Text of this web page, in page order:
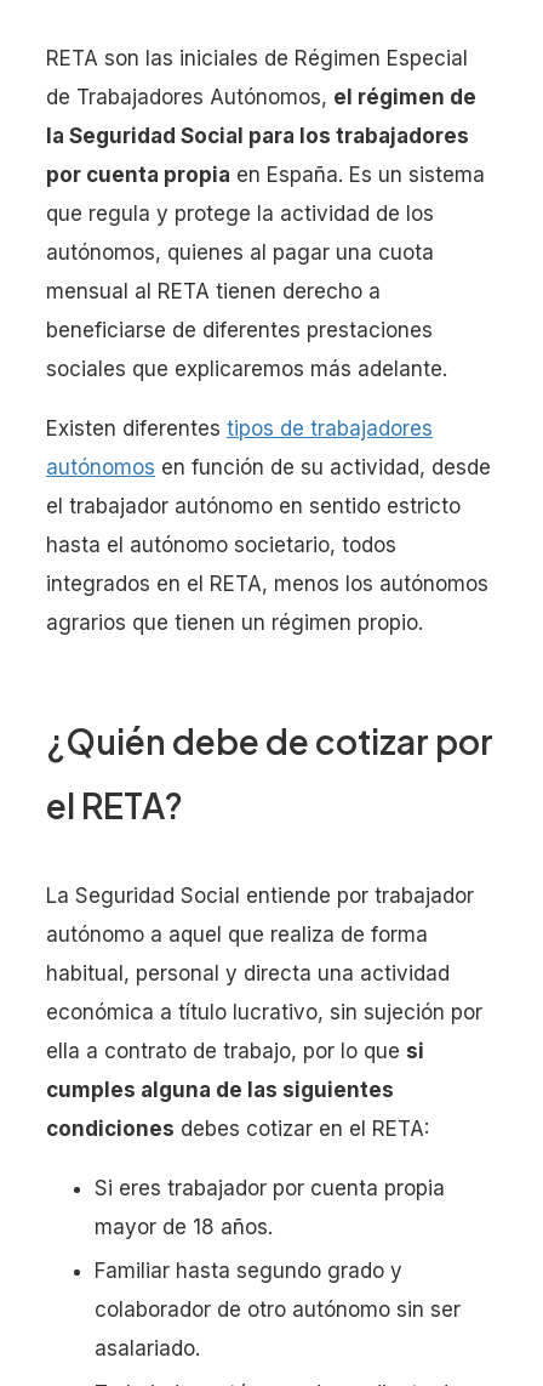
RETA son las iniciales de Régimen Especial
de Trabajadores Autónomos, el régimen de
la Seguridad Social para los trabajadores
por cuenta propia en España. Es un sistema
que regula y protege la actividad de los
autónomos, quienes al pagar una cuota
mensual al RETA tienen derecho a
beneficiarse de diferentes prestaciones
sociales que explicaremos más adelante.
Existen diferentes tipos de trabajadores
autónomos en función de su actividad, desde
el trabajador autónomo en sentido estricto
hasta el autónomo societario, todos
integrados en el RETA, menos los autónomos
agrarios que tienen un régimen propio.
¿Quién debe de cotizar por
el RETA?
La Seguridad Social entiende por trabajador
autónomo a aquel que realiza de forma
habitual, personal y directa una actividad
económica a título lucrativo, sin sujeción por
ella a contrato de trabajo, por lo que si
cumples alguna de las siguientes
condiciones debes cotizar en el RETA:
Si eres trabajador por cuenta propia
mayor de 18 años.
Familiar hasta segundo grado y
colaborador de otro autónomo sin ser
asalariado.